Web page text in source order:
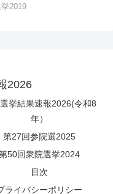
2019
2026
挙結果速報2026(令和8
年）
第27回参院選2025
50回衆院選挙2024
目次
ライバシーポリシー